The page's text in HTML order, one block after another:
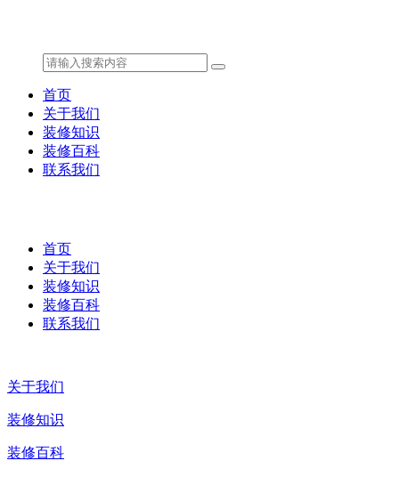
首页
关于我们
装修知识
装修百科
联系我们
首页
关于我们
装修知识
装修百科
联系我们
关于我们
装修知识
装修百科